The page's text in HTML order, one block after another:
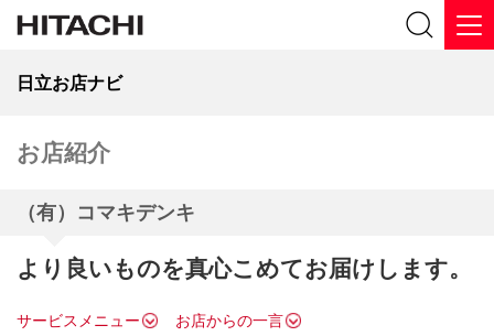
日立お店ナビ
お店紹介
（有）コマキデンキ
より良いものを真心こめてお届けします。
サービスメニュー
お店からの一言